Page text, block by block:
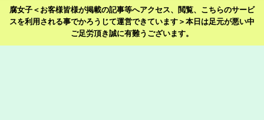
腐女子＜お客様皆様が掲載の記事等へアクセス、閲覧、こちらのサービ
スを利用される事でかろうじて運営できています＞本日は足元が悪い中
ご足労頂き誠に有難うございます。